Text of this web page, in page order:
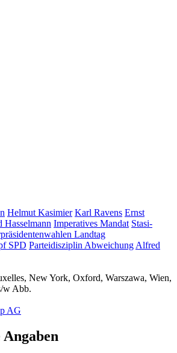
Helmut Kasimier Karl Ravens Ernst
Hasselmann Imperatives Mandat Stasi-
Landtag
SPD Parteidisziplin AbweichungAlfred
New York, Oxford, Warszawa, Wien,
w Abb.
AG